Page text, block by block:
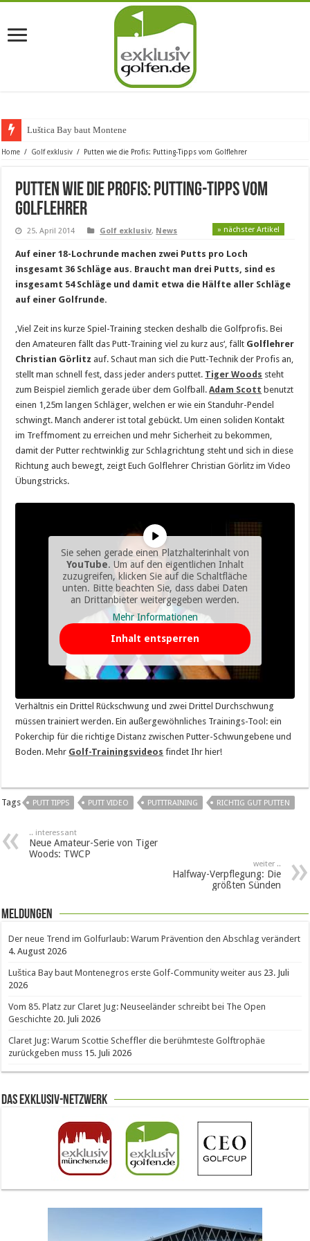
Luštica Bay baut Montenegros
Home / Golf exklusiv / Putten wie die Profis: Putting-Tipps vom Golflehrer
Putten wie die Profis: Putting-Tipps vom
Golflehrer
25. April 2014 Golf exklusiv, News » nächster Artikel
Auf einer 18-Lochrunde machen zwei Putts pro Loch
insgesamt 36 Schläge aus. Braucht man drei Putts, sind es
insgesamt 54 Schläge und damit etwa die Hälfte aller Schläge
auf einer Golfrunde.
‚Viel Zeit ins kurze Spiel-Training stecken deshalb die Golfprofis. Bei
den Amateuren fällt das Putt-Training viel zu kurz aus‘, fällt Golflehrer
Christian Görlitz auf. Schaut man sich die Putt-Technik der Profis an,
stellt man schnell fest, dass jeder anders puttet. Tiger Woods steht
zum Beispiel ziemlich gerade über dem Golfball.Adam Scott benutzt
einen 1,25m langen Schläger, welchen er wie ein Standuhr-Pendel
schwingt. Manch anderer ist total gebückt. Um einen soliden Kontakt
im Treffmoment zu erreichen und mehr Sicherheit zu bekommen,
damit der Putter rechtwinklig zur Schlagrichtung steht und sich in diese
Richtung auch bewegt, zeigt Euch Golflehrer Christian Görlitz im Video
Übungstricks.
Sie sehen gerade einen Platzhalterinhalt von
YouTube. Um auf den eigentlichen Inhalt
zuzugreifen, klicken Sie auf die Schaltfläche
unten. Bitte beachten Sie, dass dabei Daten
an Drittanbieter weitergegeben werden.
Mehr Informationen
Inhalt entsperren
Verhältnis ein Drittel Rückschwung und zwei Drittel Durchschwung
müssen trainiert werden. Ein außergewöhnliches Trainings-Tool: ein
Pokerchip für die richtige Distanz zwischen Putter-Schwungebene und
Boden. Mehr Golf-Trainingsvideos findet Ihr hier!
Tags PUTT TIPPS PUTT VIDEO PUTTTRAINING RICHTIG GUT PUTTEN
.. interessant
Neue Amateur-Serie von Tiger
Woods: TWCP
weiter ..
Halfway-Verpflegung: Die
größten Sünden
Meldungen
Der neue Trend im Golfurlaub: Warum Prävention den Abschlag verändert
4. August 2026
Luštica Bay baut Montenegros erste Golf-Community weiter aus 23. Juli
2026
Vom 85. Platz zur Claret Jug: Neuseeländer schreibt bei The Open
Geschichte 20. Juli 2026
Claret Jug: Warum Scottie Scheffler die berühmteste Golftrophäe
zurückgeben muss 15. Juli 2026
Das Exklusiv-Netzwerk